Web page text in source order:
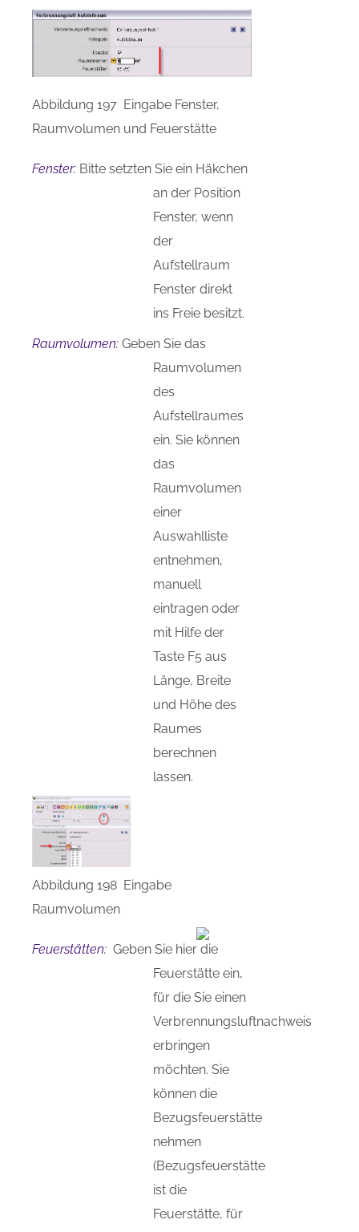
Abbildung 197 Eingabe Fenster,
Raumvolumen und Feuerstätte
Fenster: Bitte setzten Sie ein Häkchen
an der Position
Fenster, wenn
der
Aufstellraum
Fenster direkt
ins Freie besitzt.
Raumvolumen: Geben Sie das
Raumvolumen
des
Aufstellraumes
ein. Sie können
das
Raumvolumen
einer
Auswahlliste
entnehmen,
manuell
eintragen oder
mit Hilfe der
Taste F5 aus
Länge, Breite
und Höhe des
Raumes
berechnen
lassen.
Abbildung 198 Eingabe
Raumvolumen
Feuerstätten: Geben Sie hier die
Feuerstätte ein,
für die Sie einen
Verbrennungsluftnachweis
erbringen
möchten. Sie
können die
Bezugsfeuerstätte
nehmen
(Bezugsfeuerstätte
ist die
Feuerstätte, für